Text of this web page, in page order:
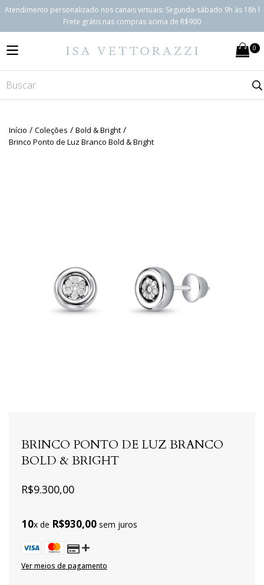
Atendimento personalizado nos canais virtuais: Segunda-sábado 9h às 18h l
Frete grátis nas compras acima de R$900
0
Início / Coleções / Bold & Bright /
Brinco Ponto de Luz Branco Bold & Bright
BRINCO PONTO DE LUZ BRANCO
BOLD & BRIGHT
R$9.300,00
10x de R$930,00sem juros
Ver meios de pagamento